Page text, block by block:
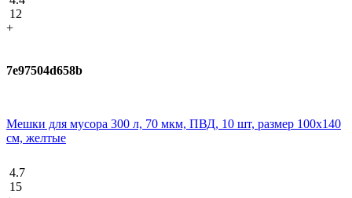
12
+
7e97504d658b
Мешки для мусора 300 л, 70 мкм, ПВД, 10 шт, размер 100х140
см, желтые
4.7
15